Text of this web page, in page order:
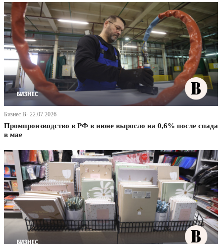
Бизнес В· 22.07.2026
Промпроизводство в РФ в июне выросло на 0,6% после спада
в мае